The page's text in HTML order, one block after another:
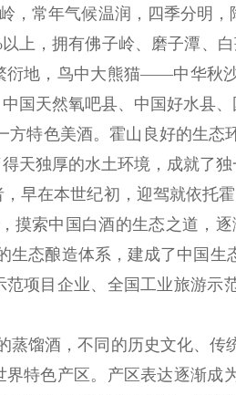
常年气候温润，四季分明，
以上，拥有佛子岭、磨子潭、
地，鸟中大熊猫——中华秋
国天然氧吧县、中国好水县、
色美酒。霍山良好的生态
天独厚的水土环境，成就了独
在本世纪初，迎驾就依托霍
摸索中国白酒的生态之道，
生态酿造体系，建成了中国
项目企业、全国工业旅游示
馏酒，不同的历史文化、传
特色产区。产区表达逐渐成